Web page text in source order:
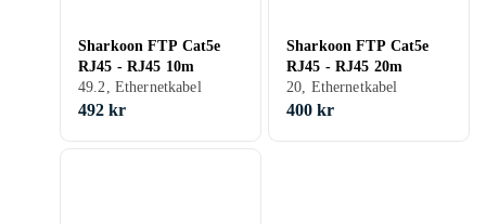
Sharkoon FTP Cat5e
RJ45 - RJ45 10m
49.2, Ethernetkabel
492 kr
Sharkoon FTP Cat5e
RJ45 - RJ45 20m
20, Ethernetkabel
400 kr